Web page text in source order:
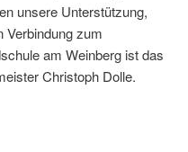
unsere Unterstützung,
Verbindung zum
am Weinberg ist das
Christoph Dolle.